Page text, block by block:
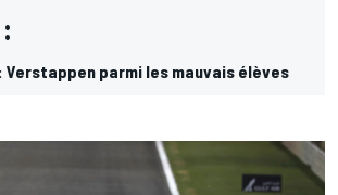
Verstappen parmi les mauvais élèves